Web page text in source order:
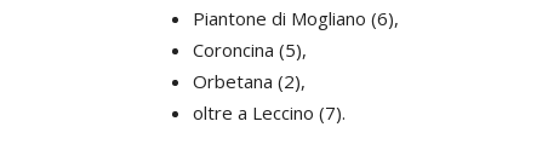
Piantone di Mogliano (6),
Coroncina (5),
Orbetana (2),
oltre a Leccino (7).